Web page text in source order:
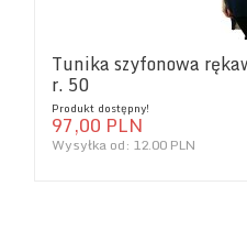
Tunika szyfonowa
r. 50
Produkt dostępny!
97,00PLN
Wysyłka od: 12.00 PLN